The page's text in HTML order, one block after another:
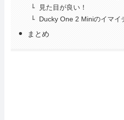
見た目が良い！
Ducky One 2 Miniのイマイ
まとめ